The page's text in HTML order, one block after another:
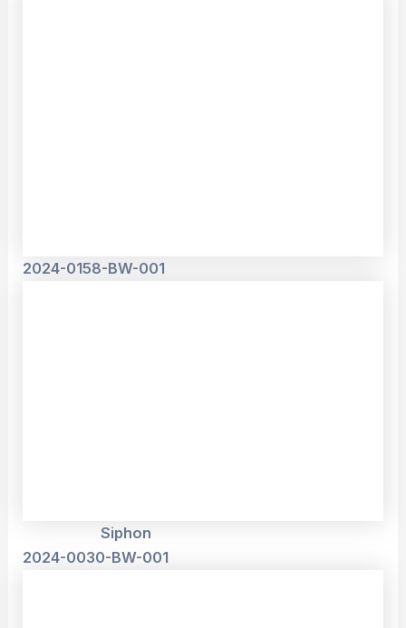
2024-0158-BW-001
Siphon
2024-0030-BW-001